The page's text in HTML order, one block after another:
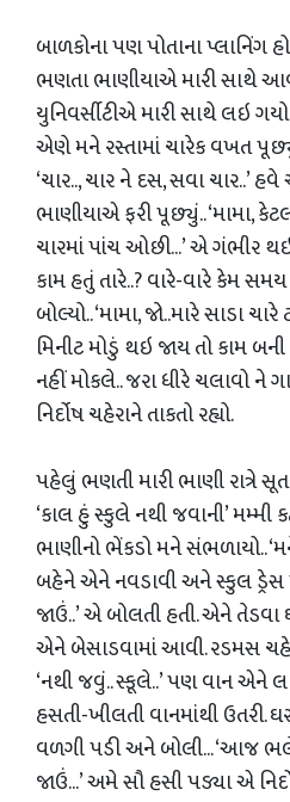
બાળકોના પણ પોતાના પ્લાનિંગ
ભણતા ભાણીયાએ મારી સાથે
યુનિવર્સીટીએ મારી સાથે લઇ
એણે મને રસ્તામાં ચારેક વખત પૂછ્યું
‘ચાર.., ચાર ને દસ, સવા ચાર..’
ભાણીયાએ ફરી પૂછ્યું.. ‘મામા,
ચારમાં પાંચ ઓછી...’ એ ગંભીર
કામ હતું તારે..? વારે-વારે કેમ
બોલ્યો.. ‘મામા, જો..મારે સાડા
મિનીટ મોડું થઇ જાય તો કામ
નહીં મોકલે.. જરા ધીરે ચલાવો ને
નિર્દોષ ચહેરાને તાકતો રહ્યો.
પહેલું ભણતી મારી ભાણી રાત્રે
‘કાલ હું સ્કુલે નથી જવાની’ મમ્મી
ભાણીનો ભેંકડો મને સંભળાયો..
બહેને એને નવડાવી અને સ્કુલ ડ્રેસ
જાઉં..’ એ બોલતી હતી. એને
એને બેસાડવામાં આવી. રડમસ
‘નથી જવું.. સ્કૂલે..’ પણ વાન એને
હસતી-ખીલતી વાનમાંથી ઉતરી.
વળગી પડી અને બોલી... ‘આજ
જાઉં...’ અમે સૌ હસી પડ્યા એ